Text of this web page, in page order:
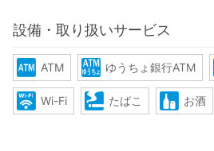
設備・取り扱いサービス
ATM ゆうちょ銀行ATM
Wi-Fi たばこ お酒